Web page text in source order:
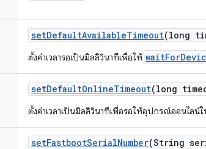
setDefaultAvailableTimeout(long
ตั้งค่าเวลารอเป็นมิลลิวินาทีเพื่อให้
setDefaultOnlineTimeout(long
ตั้งค่าเวลาเป็นมิลลิวินาทีเพื่อรอให้อุปกรณ์ออนไลน์
setFastbootSerialNumber(String